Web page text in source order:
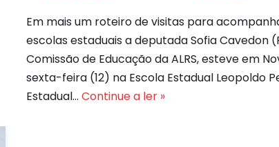
Em mais um roteiro de visitas para
escolas estaduais a deputada Sofia Cavedon
Comissão de Educação da ALRS, esteve em
sexta-feira (12) na Escola Estadual Leopoldo
Estadual… Continue a ler »